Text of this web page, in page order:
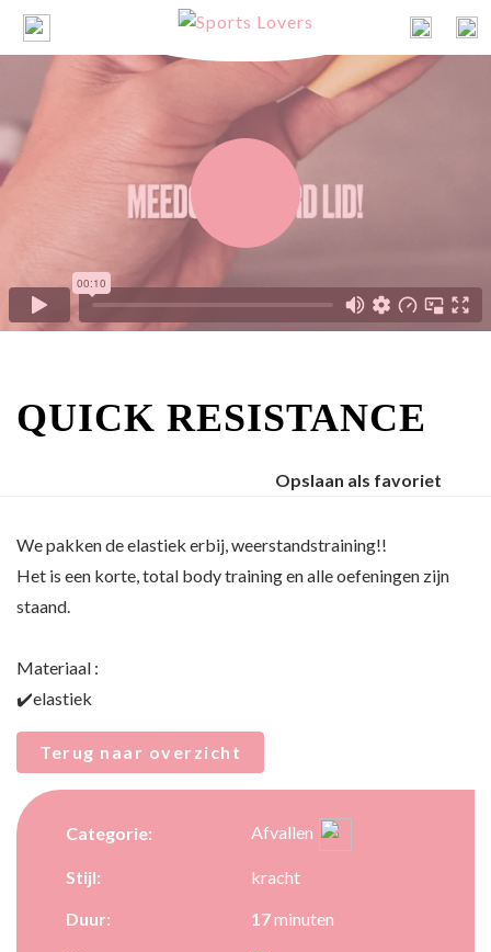
QUICK RESISTANCE
Opslaan als favoriet
We pakken de elastiek erbij, weerstandstraining!!
Het is een korte, total body training en alle oefeningen zijn
staand.
Materiaal :
✔️elastiek
Terug naar overzicht
Categorie: Afvallen
Stijl:
kracht
Duur:
17minuten